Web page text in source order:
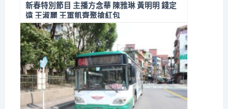
新春特別節目 主播方念華 陳雅琳 黃明明 錢定
遠 王淑麗 王軍凱齊聚搶紅包